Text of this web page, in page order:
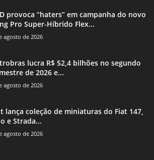
provoca “haters” em campanha do novo
Pro Super-Híbrido Flex...
agosto de 2026
lucra R$ 52,4 bilhões no segundo
de 2026 e...
agosto de 2026
lança coleção de miniaturas do Fiat 147,
e Strada...
agosto de 2026